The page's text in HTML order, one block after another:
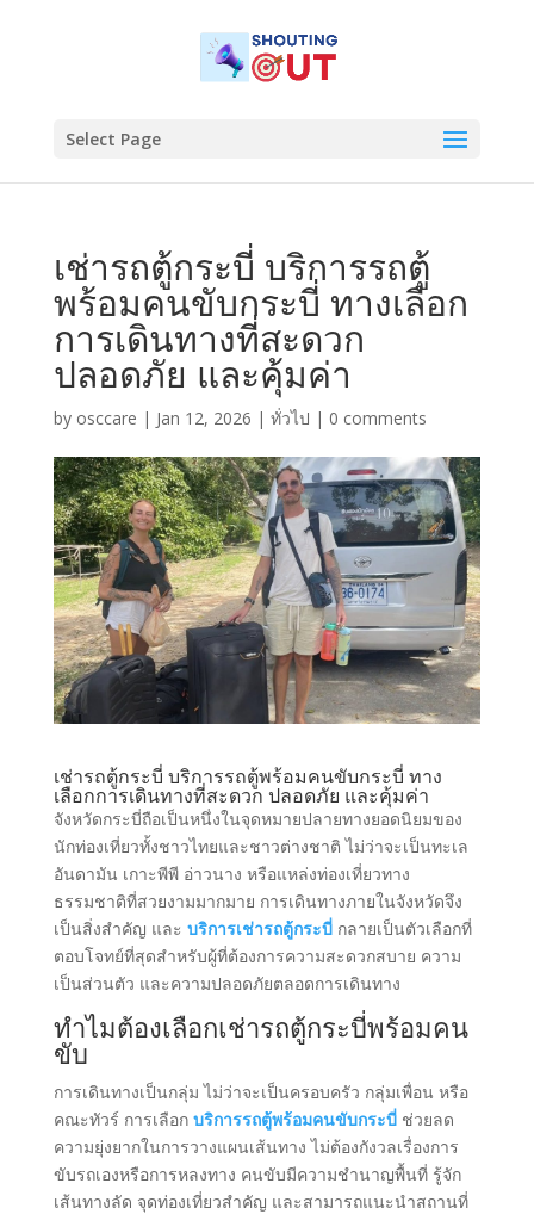
Select Page
เช่ารถตู้กระบี่ บริการรถตู้
พร้อมคนขับกระบี่ ทางเลือก
การเดินทางที่สะดวก
ปลอดภัย และคุ้มค่า
by osccare | Jan 12, 2026 | ทั่วไป | 0 comments
เช่ารถตู้กระบี่ บริการรถตู้พร้อมคนขับกระบี่ ทาง
เลือกการเดินทางที่สะดวก ปลอดภัย และคุ้มค่า
จังหวัดกระบี่ถือเป็นหนึ่งในจุดหมายปลายทางยอดนิยมของ
นักท่องเที่ยวทั้งชาวไทยและชาวต่างชาติ ไม่ว่าจะเป็นทะเล
อันดามัน เกาะพีพี อ่าวนาง หรือแหล่งท่องเที่ยวทาง
ธรรมชาติที่สวยงามมากมาย การเดินทางภายในจังหวัดจึง
เป็นสิ่งสำคัญ และ บริการเช่ารถตู้กระบี่กลายเป็นตัวเลือกที่
ตอบโจทย์ที่สุดสำหรับผู้ที่ต้องการความสะดวกสบาย ความ
เป็นส่วนตัว และความปลอดภัยตลอดการเดินทาง
ทำไมต้องเลือกเช่ารถตู้กระบี่พร้อมคน
ขับ
การเดินทางเป็นกลุ่ม ไม่ว่าจะเป็นครอบครัว กลุ่มเพื่อน หรือ
คณะทัวร์ การเลือก บริการรถตู้พร้อมคนขับกระบี่ช่วยลด
ความยุ่งยากในการวางแผนเส้นทาง ไม่ต้องกังวลเรื่องการ
ขับรถเองหรือการหลงทาง คนขับมีความชำนาญพื้นที่ รู้จัก
เส้นทางลัด จุดท่องเที่ยวสำคัญ และสามารถแนะนำสถานที่